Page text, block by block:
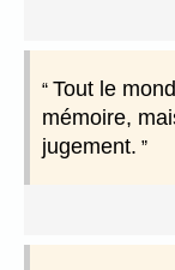
Tout le
mémoire,
jugement.